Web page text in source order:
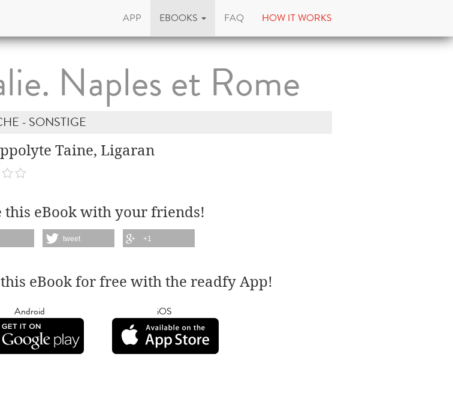
APP EBOOKS FAQ HOW IT WORKS
Naples et Rome
- SONSTIGE
Taine, Ligaran
this eBook with your friends!
tweet +1
this eBook for free with the readfy App!
Android iOS